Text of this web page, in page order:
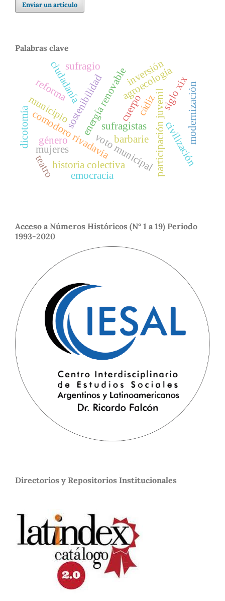
Enviar un artículo
Palabras clave
voto municipal
sufragistas
comodoro rivadavia
energía renovable participación juvenil
sostenibilidad agroecología
ciudadanía
género
municipio
reforma
sufragio
historia colectiva civilización
barbarie modernización
dicotomía cuerpo
mujeres
teatro
cádiz siglo xix
inversión
emocracia
Acceso a Números Históricos (N° 1 a 19) Periodo
1993-2020
Directorios y Repositorios Institucionales